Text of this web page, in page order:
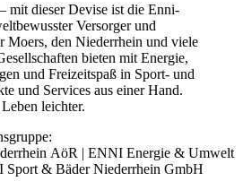
mit dieser Devise ist die Enni-
Versorger und
Moers, den Niederrhein und viele
bieten mit Energie,
und Freizeitspaß in Sport- und
und Services aus einer Hand.
leichter.
AöR | ENNI Energie & Umwelt
& Bäder Niederrhein GmbH